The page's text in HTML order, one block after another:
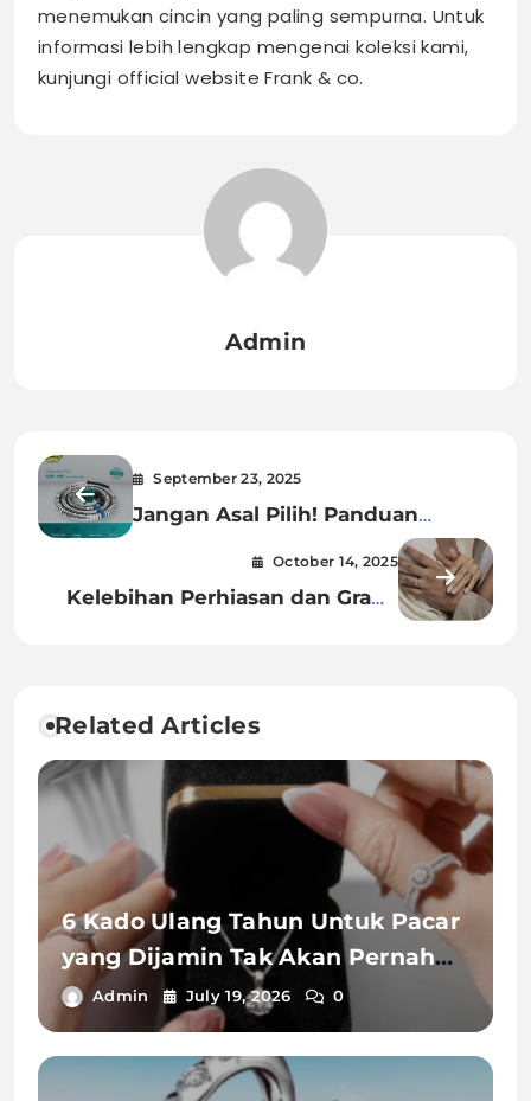
menemukan cincin yang paling sempurna. Untuk
informasi lebih lengkap mengenai koleksi kami,
kunjungi official website Frank & co.
Admin
September 23, 2025
Jangan Asal Pilih! Panduan
Memilih Regulator Gas Aman
untuk Dapur Idaman
October 14, 2025
Kelebihan Perhiasan dan Grafik
Related Articles
6 Kado Ulang Tahun Untuk Pacar
yang Dijamin Tak Akan Pernah
Terlupakan
Admin July 19, 2026 0